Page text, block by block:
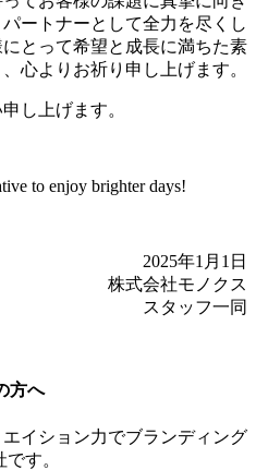
ートナーとして全力を尽くし
とって希望と成長に満ちた素
心よりお祈り申し上げます。
し上げます。
to enjoy brighter days!
2025年1月1日
株式会社モノクス
スタッフ一同
方へ
イション力でブランディング
す。